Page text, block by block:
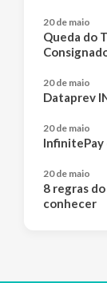
20 de maio
Queda do
20 de maio
Dataprev
20 de maio
InfinitePay
20 de maio
8 regras
conhecer